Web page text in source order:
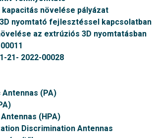
növelése pályázat
nyomtató fejlesztéssel kapcsolatban
az extrúziós 3D nyomtatásban
21- 2022-00028
(PA)
(HPA)
Discrimination Antennas